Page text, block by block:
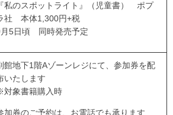
『私のスポットライト』（児童書） ポプ
社 本体1,300円+税
5日頃 同時発売予定
館地下1階Aゾーンレジにて、参加券を配
いたします
対象書籍購入時
加券のご予約は、お電話でも承ります